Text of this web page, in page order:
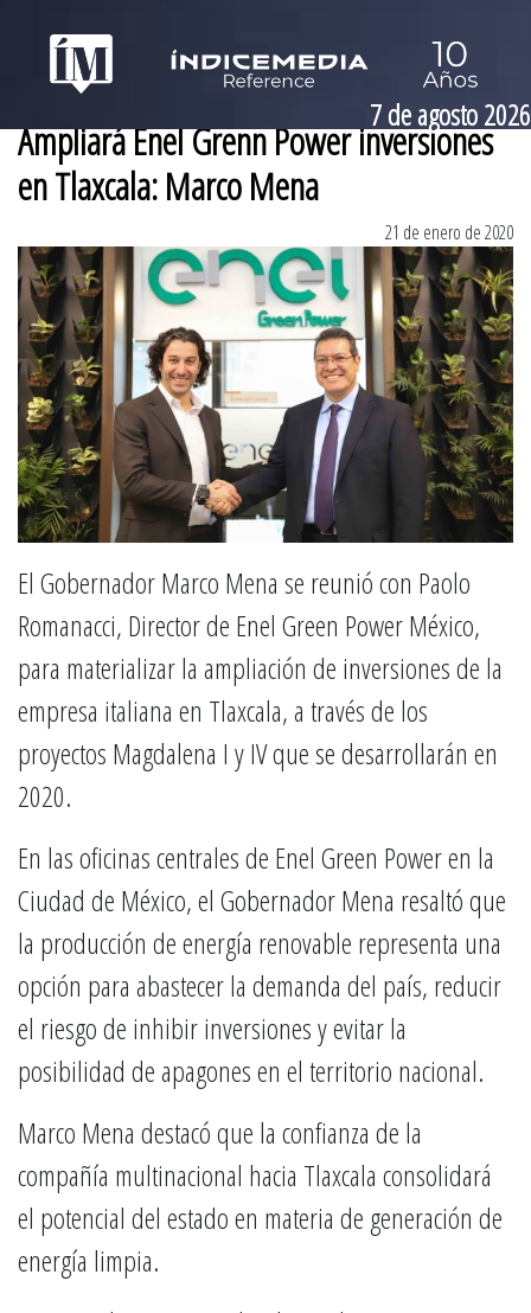
7 de agosto 2026
Ampliará Enel Grenn Power inversiones
en Tlaxcala: Marco Mena
21 de enero de 2020
El Gobernador Marco Mena se reunió con Paolo
Romanacci, Director de Enel Green Power México,
para materializar la ampliación de inversiones de la
empresa italiana en Tlaxcala, a través de los
proyectos Magdalena I y IV que se desarrollarán en
2020.
En las oficinas centrales de Enel Green Power en la
Ciudad de México, el Gobernador Mena resaltó que
la producción de energía renovable representa una
opción para abastecer la demanda del país, reducir
el riesgo de inhibir inversiones y evitar la
posibilidad de apagones en el territorio nacional.
Marco Mena destacó que la confianza de la
compañía multinacional hacia Tlaxcala consolidará
el potencial del estado en materia de generación de
energía limpia.